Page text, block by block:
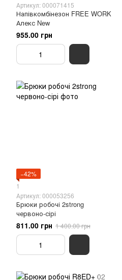
Артикул: 000071415
Напівкомбінезон FREE WORK
Алекс New
955.00 грн
−42%
1
Артикул: 000053256
Брюки робочі 2strong
червоно-сірі
811.00 грн 1 400.00 грн